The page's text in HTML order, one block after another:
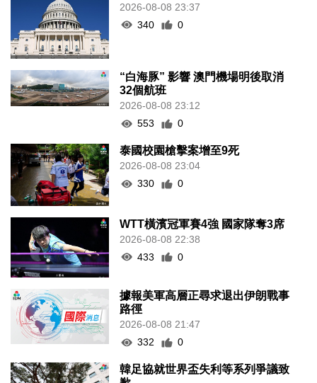
2026-08-08 23:37
340
0
“白海豚” 影響 澳門機場明後取消
32個航班
2026-08-08 23:12
553
0
泰國校園槍擊案增至9死
2026-08-08 23:04
330
0
WTT橫濱冠軍賽4強 國家隊奪3席
2026-08-08 22:38
433
0
據報美軍高層正尋求退出伊朗戰事
路徑
2026-08-08 21:47
332
0
韓足協就世界盃失利等系列爭議致